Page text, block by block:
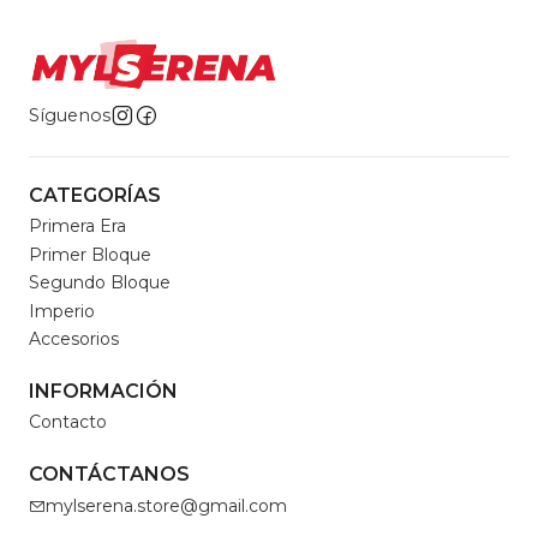
Síguenos
CATEGORÍAS
Primera Era
Primer Bloque
Segundo Bloque
Imperio
Accesorios
INFORMACIÓN
Contacto
CONTÁCTANOS
mylserena.store@gmail.com